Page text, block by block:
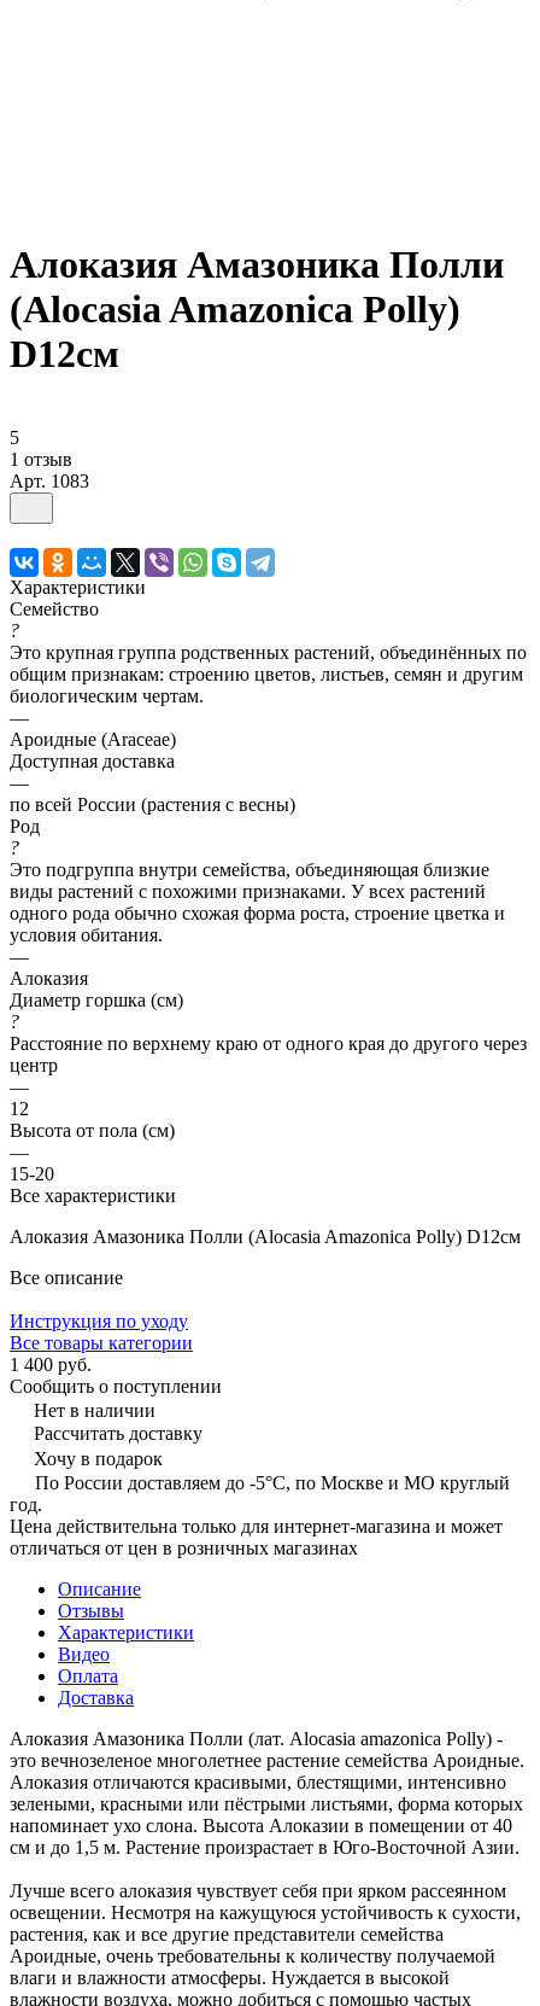
Алоказия Амазоника Полли
(Alocasia Amazonica Polly)
D12см
5
1 отзыв
Арт. 1083
Характеристики
Семейство
?
Это крупная группа родственных растений, объединённых по
общим признакам: строению цветов, листьев, семян и другим
биологическим чертам.
—
Ароидные (Araceae)
Доступная доставка
—
по всей России (растения с весны)
Род
?
Это подгруппа внутри семейства, объединяющая близкие
виды растений с похожими признаками. У всех растений
одного рода обычно схожая форма роста, строение цветка и
условия обитания.
—
Алоказия
Диаметр горшка (см)
?
Расстояние по верхнему краю от одного края до другого через
центр
—
12
Высота от пола (см)
—
15-20
Все характеристики
Алоказия Амазоника Полли (Alocasia Amazonica Polly) D12см
Все описание
Инструкция по уходу
Все товары категории
1 400 руб.
Сообщить о поступлении
Нет в наличии
Рассчитать доставку
Хочу в подарок
По России доставляем до -5°C, по Москве и МО круглый
год.
Цена действительна только для интернет-магазина и может
отличаться от цен в розничных магазинах
Описание
Отзывы
Характеристики
Видео
Оплата
Доставка
Алоказия Амазоника Полли (лат. Alocasia amazonica Polly) -
это вечнозеленое многолетнее растение семейства Ароидные.
Алоказия отличаются красивыми, блестящими, интенсивно
зелеными, красными или пёстрыми листьями, форма которых
напоминает ухо слона. Высота Алоказии в помещении от 40
см и до 1,5 м. Растение произрастает в Юго-Восточной Азии.
Лучше всего алоказия чувствует себя при ярком рассеянном
освещении. Несмотря на кажущуюся устойчивость к сухости,
растения, как и все другие представители семейства
Ароидные, очень требовательны к количеству получаемой
влаги и влажности атмосферы. Нуждается в высокой
влажности воздуха, можно добиться с помощью частых